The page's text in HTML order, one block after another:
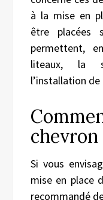
à la mise en
être placées
permettent,
liteaux, la
l’installation
Si vous
mise en place
recommandé